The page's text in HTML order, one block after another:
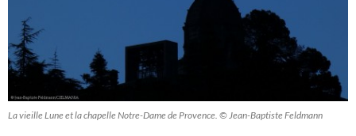
La vieille Lune et la chapelle Notre-Dame de Provence. © Jean-Baptiste Feldmann